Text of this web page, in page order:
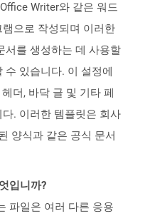
Writer와 같은 워드
으로 작성되며 이러한
서를 생성하는 데 사용할
수 있습니다. 이 설정에
더, 바닥 글 및 기타 페
. 이러한 템플릿은 회사
양식과 같은 공식 문서
입니까?
파일은 여러 다른 응용